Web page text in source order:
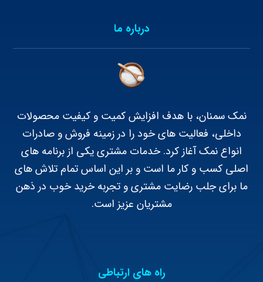
درباره ما
نمک سمنان، با هدف افزایش کمیت و کیفیت محصولات
داخلی، فعالیت های خود را در زمینه فروش و صادرات
انواع نمک آغاز کرد. خدمات مشتری یکی از برنامه های
اصلی کسب و کار ما است و بر این اساس تمام تلاش های
ما برای جلب رضایت مشتری و تجربه خرید خوب در ذهن
مشتریان عزیز است.
راه های ارتباطی